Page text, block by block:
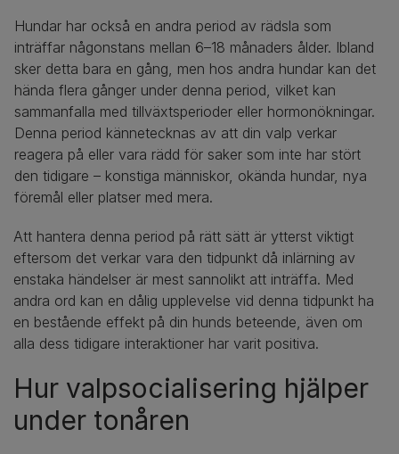
Hundar har också en andra period av rädsla som
inträffar någonstans mellan 6–18 månaders ålder. Ibland
sker detta bara en gång, men hos andra hundar kan det
hända flera gånger under denna period, vilket kan
sammanfalla med tillväxtsperioder eller hormonökningar.
Denna period kännetecknas av att din valp verkar
reagera på eller vara rädd för saker som inte har stört
den tidigare – konstiga människor, okända hundar, nya
föremål eller platser med mera.
Att hantera denna period på rätt sätt är ytterst viktigt
eftersom det verkar vara den tidpunkt då inlärning av
enstaka händelser är mest sannolikt att inträffa. Med
andra ord kan en dålig upplevelse vid denna tidpunkt ha
en bestående effekt på din hunds beteende, även om
alla dess tidigare interaktioner har varit positiva.
Hur valpsocialisering hjälper
under tonåren